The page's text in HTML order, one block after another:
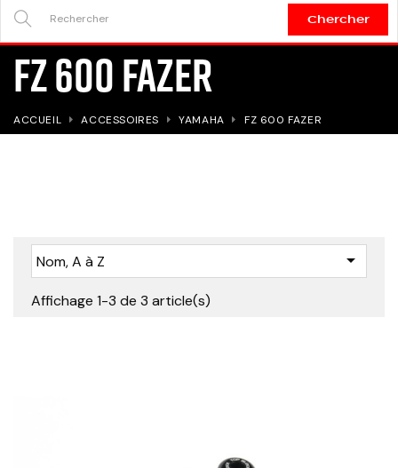
Chercher
FZ 600 FAZER
ACCUEIL ACCESSOIRES YAMAHA FZ 600 FAZER
Nom, A à Z 
Affichage 1-3 de 3 article(s)